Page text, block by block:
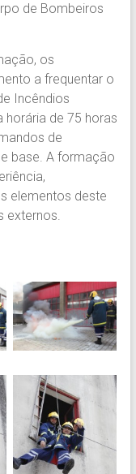
de Bombeiros
os
a frequentar o
Incêndios
horária de 75 horas
de
base. A formação
elementos deste
externos.